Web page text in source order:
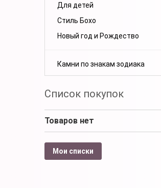
Для детей
Стиль Бохо
Новый год и Рождество
Камни по знакам зодиака
Список покупок
Товаров нет
Мои списки